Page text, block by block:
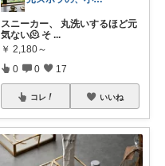
スニーカー、 丸洗いするほど元
気ない🫠 そ ...
￥ 2,180～
0 0 17
コレ いいね